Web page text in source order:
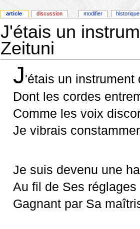
J'étais un
Zeituni
J'étais un instrument
Dont les cordes
Comme les voix
Je vibrais
Je suis devenu une
Au fil de Ses
Gagnant par Sa
article discussion modifier historique